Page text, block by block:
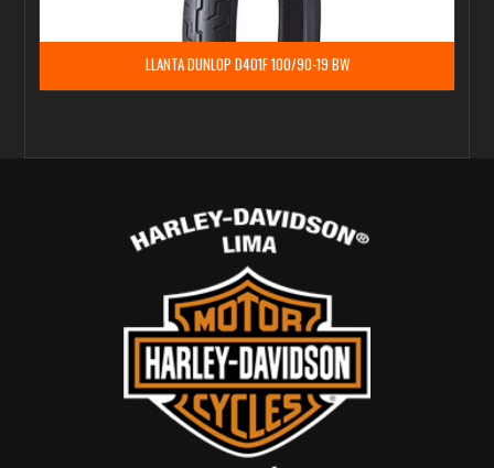
LLANTA DUNLOP D401F 100/90-19 BW